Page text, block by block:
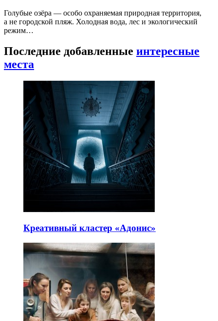
Голубые озёра — особо охраняемая природная территория,
а не городской пляж. Холодная вода, лес и экологический
режим…
Последние добавленные интересные
места
Креативный кластер «Адонис»